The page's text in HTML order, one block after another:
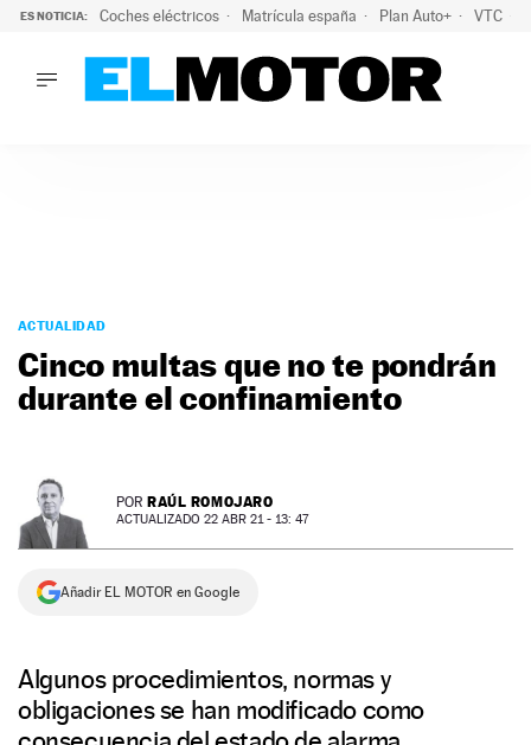
ES NOTICIA: Coches eléctricos Matrícula españa Plan Auto+ VTC
PODCAST
MOTOS
TECNOLOGÍA
PREMIOS
SERVICIOS
ACTUALIDAD
Cinco multas que no te pondrán
durante el confinamiento
POR RAÚL ROMOJARO
ACTUALIZADO 22 ABR 21 - 13: 47
Añadir EL MOTOR en Google
Algunos procedimientos, normas y
obligaciones se han modificado como